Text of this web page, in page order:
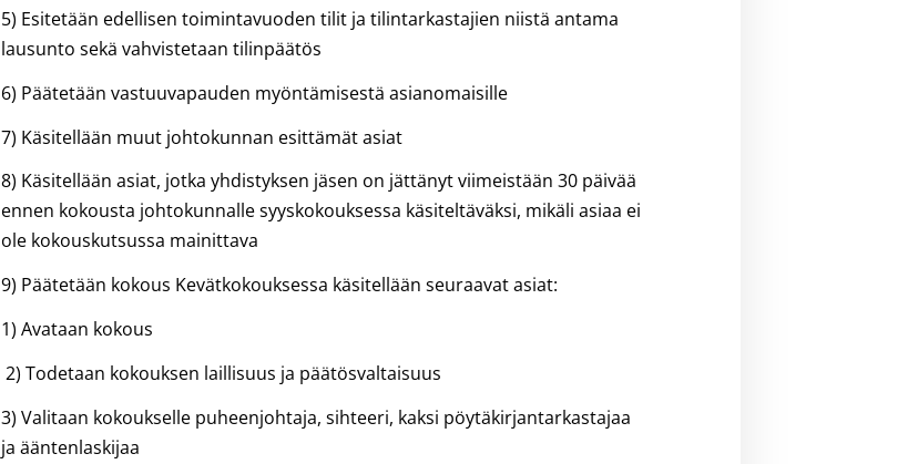
5) Esitetään edellisen toimintavuoden tilit ja tilintarkastajien niistä antama
lausunto sekä vahvistetaan tilinpäätös
6) Päätetään vastuuvapauden myöntämisestä asianomaisille
7) Käsitellään muut johtokunnan esittämät asiat
8) Käsitellään asiat, jotka yhdistyksen jäsen on jättänyt viimeistään 30 päivää
ennen kokousta johtokunnalle syyskokouksessa käsiteltäväksi, mikäli asiaa ei
ole kokouskutsussa mainittava
9) Päätetään kokous Kevätkokouksessa käsitellään seuraavat asiat:
1) Avataan kokous
2) Todetaan kokouksen laillisuus ja päätösvaltaisuus
3) Valitaan kokoukselle puheenjohtaja, sihteeri, kaksi pöytäkirjantarkastajaa
ja ääntenlaskijaa